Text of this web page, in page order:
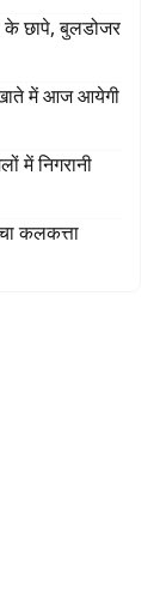
के छापे, बुलडोजर
में आज आयेगी
में निगरानी
कलकत्ता